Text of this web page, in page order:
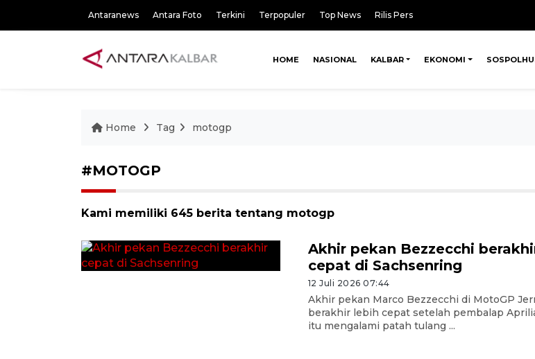
Antaranews Antara Foto Terkini Terpopuler Top News Rilis Pers
HOME NASIONAL KALBAR EKONOMI
Home Tag motogp
#MOTOGP
Kami memiliki 645 berita tentang motogp
Akhir pekan Bezzecchi
cepat di Sachsenring
12 Juli 2026 07:44
Akhir pekan Marco Bezzecchi di MotoGP
berakhir lebih cepat setelah pembalap
itu mengalami patah tulang ...